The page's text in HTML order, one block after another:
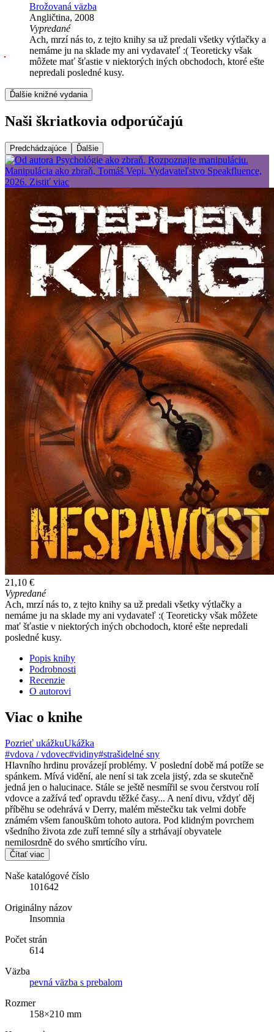
Brožovaná väzba
Angličtina, 2008
Vypredané
Ach, mrzí nás to, z tejto knihy sa už predali všetky výtlačky a
nemáme ju na sklade my ani vydavateľ :( Teoreticky však
môžete mať šťastie v niektorých iných obchodoch, ktoré ešte
nepredali posledné kusy.
Ďalšie knižné vydania
Naši škriatkovia odporúčajú
Predchádzajúce Ďalšie
21,10 €
Vypredané
Ach, mrzí nás to, z tejto knihy sa už predali všetky výtlačky a
nemáme ju na sklade my ani vydavateľ :( Teoreticky však môžete
mať šťastie v niektorých iných obchodoch, ktoré ešte nepredali
posledné kusy.
Popis knihy
Podrobnosti
Recenzie
O autorovi
Viac o knihe
Pozrieť ukážkuUkážka
#vdova / vdovec#vidiny#strašidelné sny
Hlavního hrdinu provázejí problémy. V poslední době má potíže se
spánkem. Mívá vidění, ale není si tak zcela jistý, zda se skutečně
jedná jen o halucinace. Stále se ještě nesmířil se svou čerstvou rolí
vdovce a zažívá teď opravdu těžké časy... A není divu, vždyť děj
příběhu se odehrává v Derry, malém městečku tak velmi dobře
známém všem fanouškům tohoto autora. Pod klidným povrchem
všedního života zde zuří temné síly a strhávají obyvatele
nemilosrdně do svého smrtícího víru.
Čítať viac
Naše katalógové číslo
101642
Originálny názov
Insomnia
Počet strán
614
Väzba
pevná väzba s prebalom
Rozmer
158×210 mm